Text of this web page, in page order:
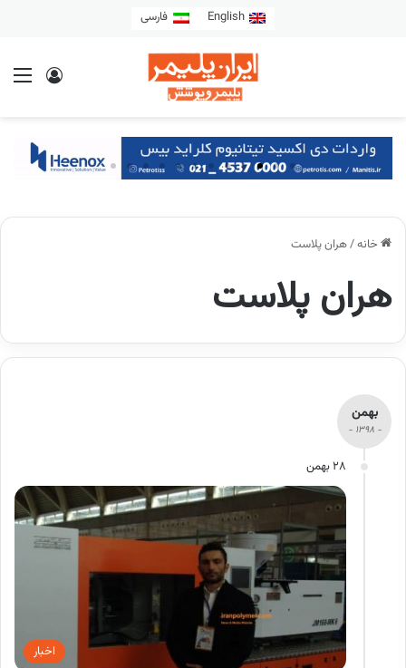
English فارسی
خانه/هران پلاست
هران پلاست
بهمن
- 1398 -
28 بهمن
اخبار